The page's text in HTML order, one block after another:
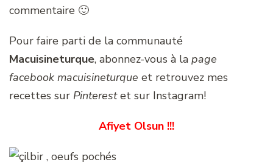
commentaire 🙂
Pour faire parti de la communauté
Macuisineturque, abonnez-vous à la page
facebook macuisineturque et retrouvez mes
recettes sur Pinterestet sur Instagram!
Afiyet Olsun !!!